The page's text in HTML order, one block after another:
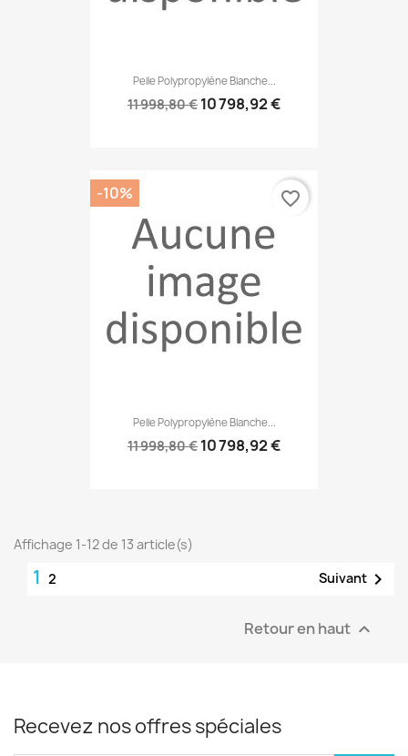
Pelle Polypropylène Blanche...
11 998,80 € 10 798,92 €
Pelle Polypropylène Blanche...
11 998,80 € 10 798,92 €
-10% favorite_border
Affichage 1-12 de 13 article(s)
1 2 Suivant 
Retour en haut 
Recevez nos offres spéciales